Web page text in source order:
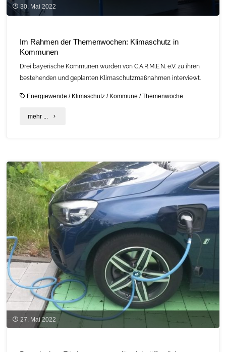
30. Mai 2022
Im Rahmen der Themenwochen: Klimaschutz in
Kommunen
Drei bayerische Kommunen wurden von C.A.R.M.E.N. e.V. zu ihren
bestehenden und geplanten Klimaschutzmaßnahmen interviewt.
Energiewende / Klimaschutz / Kommune /Themenwoche
mehr ... "Im
Themenwochen:
Klimaschutz
in
Kommunen"
27. Mai 2022